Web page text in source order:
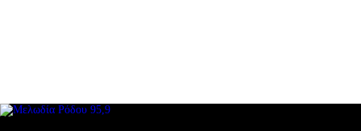
ΜΕΝΟΥ